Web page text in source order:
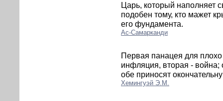
Царь, который наполняет
подобен тому, кто мажет
его фундамента.
Ас-Самарканди
Первая панацея для
инфляция, вторая - война;
обе приносят
Хемингуэй Э.М.